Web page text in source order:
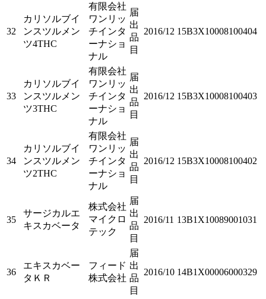
32
カリソルブイ
ンスツルメン
ツ4THC
有限会社
ワンリッ
チインタ
ーナショ
ナル
届
出
品
目
2016/12 15B3X10008100404
33
カリソルブイ
ンスツルメン
ツ3THC
有限会社
ワンリッ
チインタ
ーナショ
ナル
届
出
品
目
2016/12 15B3X10008100403
34
カリソルブイ
ンスツルメン
ツ2THC
有限会社
ワンリッ
チインタ
ーナショ
ナル
届
出
品
目
2016/12 15B3X10008100402
35
サージカルエ
キスカベータ
株式会社
マイクロ
テック
届
出
品
目
2016/11 13B1X10089001031
36
エキスカベー
タＫＲ
フィード
株式会社
届
出
品
目
2016/10 14B1X00006000329